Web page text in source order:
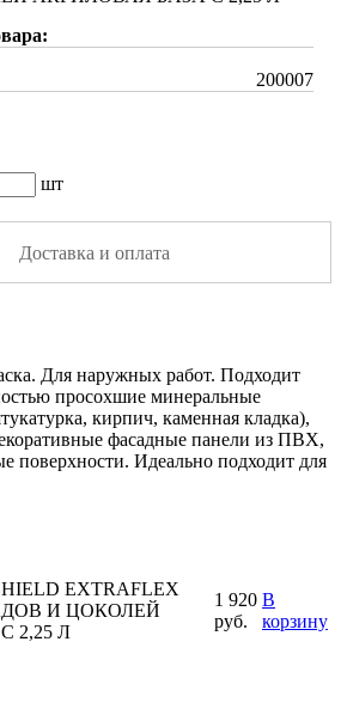
200007
шт
Доставка и оплата
Для наружных работ. Подходит
просохшие минеральные
кирпич, каменная кладка),
фасадные панели из ПВХ,
поверхности. Идеально подходит для
EXTRAFLEX
И ЦОКОЛЕЙ
2,25 Л
1 920
руб.
В
корзину